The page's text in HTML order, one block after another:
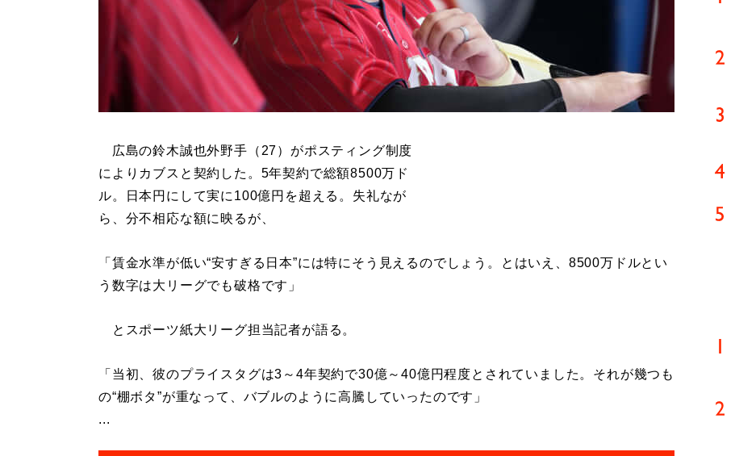
広島の鈴木誠也外野手（27）がポスティング制度
によりカブスと契約した。5年契約で総額8500万ド
ル。日本円にして実に100億円を超える。失礼なが
ら、分不相応な額に映るが、
「賃金水準が低い“安すぎる日本”には特にそう見えるのでしょう。とはいえ、8500万ドルとい
う数字は大リーグでも破格です」
とスポーツ紙大リーグ担当記者が語る。
「当初、彼のプライスタグは3～4年契約で30億～40億円程度とされていました。それが幾つも
の“棚ボタ”が重なって、バブルのように高騰していったのです」
...